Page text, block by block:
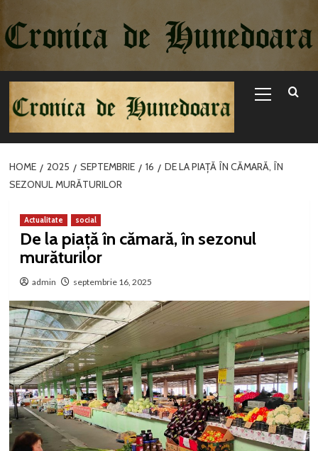
la
conținut
Menu
HOME 2025 SEPTEMBRIE 16
DE LA PIAȚĂ ÎN CĂMARĂ, ÎN
SEZONUL MURĂTURILOR
Actualitate social
De la piață în cămară, în sezonul
murăturilor
admin septembrie 16, 2025